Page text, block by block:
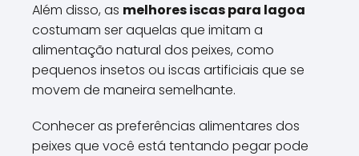
Além disso, as melhores iscas para lagoa
costumam ser aquelas que imitam a
alimentação natural dos peixes, como
pequenos insetos ou iscas artificiais que se
movem de maneira semelhante.
Conhecer as preferências alimentares dos
peixes que você está tentando pegar pode